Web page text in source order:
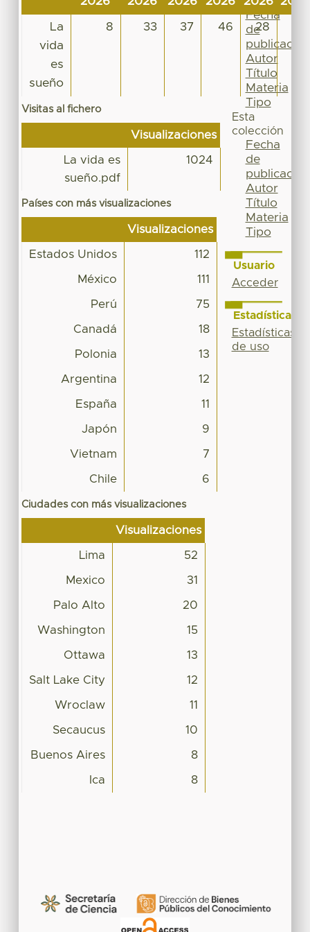
La
vida
es
sueño
8 33 37 46 28
Visitas al fichero
Visualizaciones
La vida es
sueño.pdf
1024
Países con más visualizaciones
Visualizaciones
Estados Unidos 112
México 111
Perú 75
Canadá 18
Polonia 13
Argentina 12
España 11
Japón 9
Vietnam 7
Chile 6
Ciudades con más visualizaciones
Visualizaciones
Lima 52
Mexico 31
Palo Alto 20
Washington 15
Ottawa 13
Salt Lake City 12
Wroclaw 11
Secaucus 10
Buenos Aires 8
Ica 8
Fecha
de
publicación
Autor
Título
Materia
Tipo
Esta
colección
Fecha
de
publicación
Autor
Título
Materia
Tipo
Usuario
Acceder
Estadísticas
Estadísticas
de uso